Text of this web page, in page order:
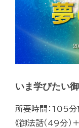
いま学びたい
所要時間：105分
《御法話（49分）